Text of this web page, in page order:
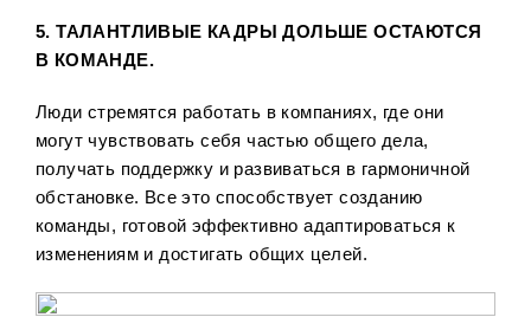
5. ТАЛАНТЛИВЫЕ КАДРЫ ДОЛЬШЕ ОСТАЮТСЯ
В КОМАНДЕ.
Люди стремятся работать в компаниях, где они
могут чувствовать себя частью общего дела,
получать поддержку и развиваться в гармоничной
обстановке. Все это способствует созданию
команды, готовой эффективно адаптироваться к
изменениям и достигать общих целей.